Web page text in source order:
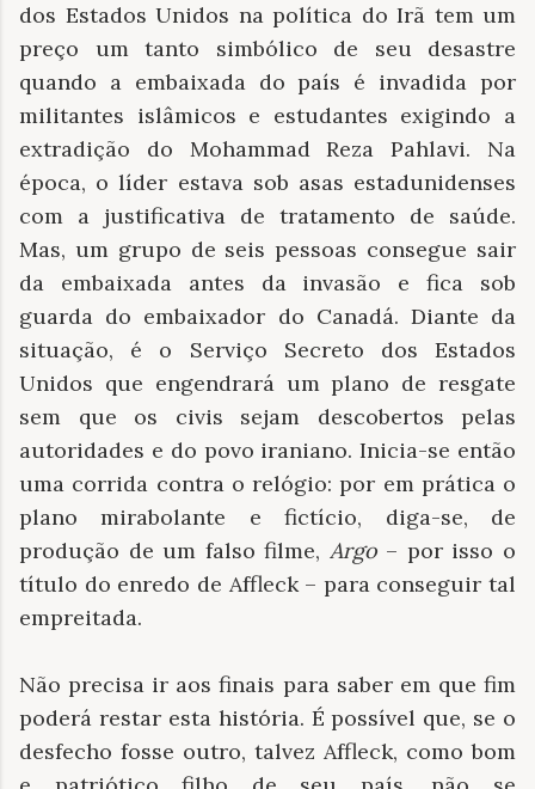
dos Estados Unidos na política do Irã tem um
preço um tanto simbólico de seu desastre
quando a embaixada do país é invadida por
militantes islâmicos e estudantes exigindo a
extradição do Mohammad Reza Pahlavi. Na
época, o líder estava sob asas estadunidenses
com a justificativa de tratamento de saúde.
Mas, um grupo de seis pessoas consegue sair
da embaixada antes da invasão e fica sob
guarda do embaixador do Canadá. Diante da
situação, é o Serviço Secreto dos Estados
Unidos que engendrará um plano de resgate
sem que os civis sejam descobertos pelas
autoridades e do povo iraniano. Inicia-se então
uma corrida contra o relógio: por em prática o
plano mirabolante e fictício, diga-se, de
produção de um falso filme, Argo– por isso o
título do enredo de Affleck – para conseguir tal
empreitada.
Não precisa ir aos finais para saber em que fim
poderá restar esta história. É possível que, se o
desfecho fosse outro, talvez Affleck, como bom